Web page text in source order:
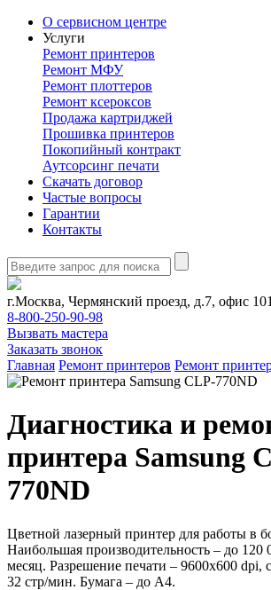
О сервисном центре
Услуги
Ремонт принтеров
Ремонт МФУ
Ремонт плоттеров
Ремонт ксероксов
Продажа картриджей
Прошивка принтеров
Покопийный контракт
Аутсорсинг печати
Скачать договор
Частые вопросы
Гарантии
Контакты
г.Москва, Чермянский проезд, д.7, офис 101
8-800-250-90-98
Вызвать мастера
Заказать звонок
Главная Ремонт принтеров Ремонт
Диагностика и
принтера Samsung
770ND
Цветной лазерный принтер для работы в
Наибольшая производительность – до 120
месяц. Разрешение печати – 9600x600 dpi,
32 стр/мин. Бумага – до А4.